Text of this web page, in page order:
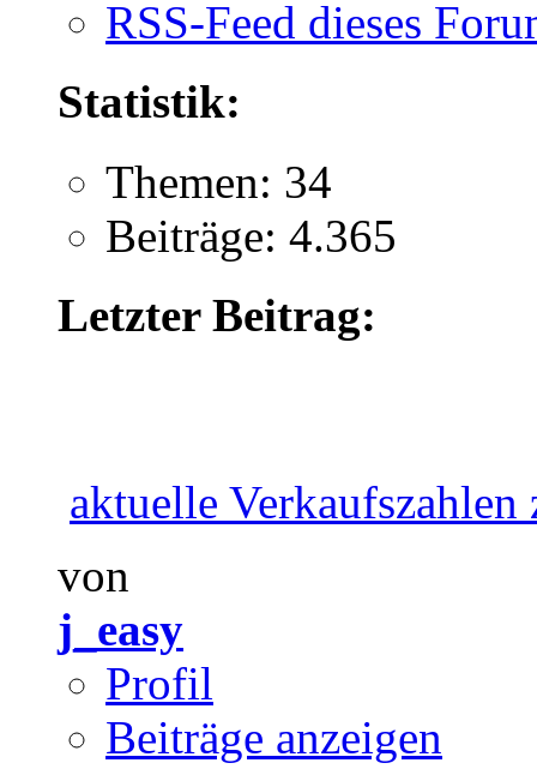
RSS-Feed dieses
Statistik:
Themen: 34
Beiträge: 4.365
Letzter Beitrag:
aktuelle Verkaufszahlen
von
j_easy
Profil
Beiträge anzeigen